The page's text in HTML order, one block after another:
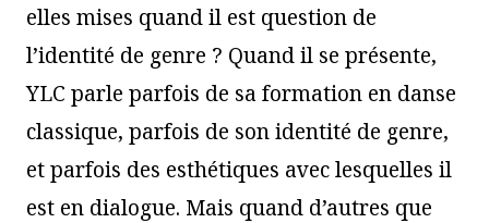
elles mises quand il est question de
l’identité de genre ? Quand il se présente,
YLC parle parfois de sa formation en danse
classique, parfois de son identité de genre,
et parfois des esthétiques avec lesquelles il
est en dialogue. Mais quand d’autres que